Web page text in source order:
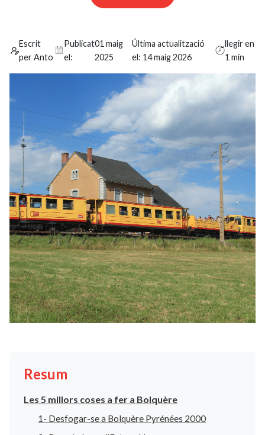
Escrit
per Anto
Publicat
el:
01 maig
2025
Última actualització
el: 14 maig 2026
llegir en
1 min
Resum
Les 5 millors coses a fer a Bolquère
1- Desfogar-se a Bolquère Pyrénées 2000